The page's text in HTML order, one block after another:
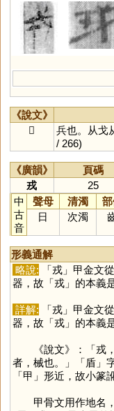
《說文》
𢦦
兵也。从戈
/ 266)
《廣韻》 頁碼
戎
25
中
古
音
聲母 清濁
日
次濁
形義通解
略說: 「戎」甲金文
器，故「戎」的本義
詳解: 「戎」甲金文
器，故「戎」的本義
《說文》：「戎，
者，械也。」「盾」
「甲 」形近，故小篆
甲骨文用作地名，